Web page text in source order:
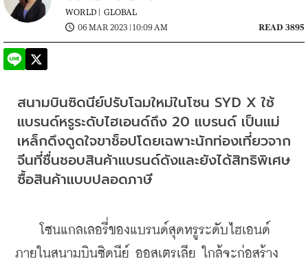
WORLD | GLOBAL
06 MAR 2023 | 10:09 AM
READ 3895
สนามบินซิดนีย์ปรับโฉมใหม่ในโซน SYD X ใช้
แบรนด์หรูระดับไฮเอนด์ถึง 20 แบรนด์ เป็นแม่
เหล็กดึงดูดใจขาช็อปโดยเฉพาะนักท่องเที่ยวจาก
จีนที่ชื่นชอบสินค้าแบรนด์ดังและยังได้สิทธิพิเศษ
ซื้อสินค้าแบบปลอดภาษี
โซนแกลเลอรี่ของแบรนด์สุดหรูระดับไฮเอนด์
ภายในสนามบินซิดนีย์ ออสเตรเลีย ใกล้จะก่อสร้าง